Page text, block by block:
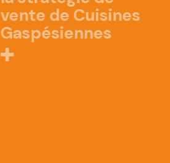
vente de Cuisines
Gaspésiennes